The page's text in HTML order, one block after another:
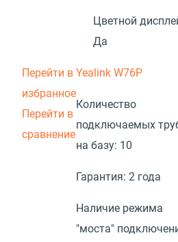
Цветной
Да
Перейти в
избранное
Перейти в
сравнение
Yealink W76P
Количество
подключаемых
на базу: 10
Гарантия: 2 года
Наличие режима
"моста"